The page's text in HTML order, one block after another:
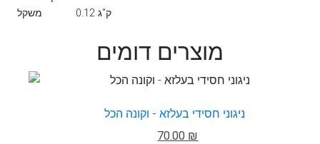
משקל
0.12 ק"ג
מוצרים דומים
ניגוני חסידי בעלזא - וקונה הכל
70.00 ₪